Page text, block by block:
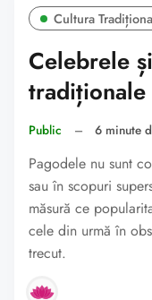
Cultura
Celebrele
Public – 6 minute
Pagodele nu sunt
sau în scopuri
măsură ce
cele din urmă în
trecut.